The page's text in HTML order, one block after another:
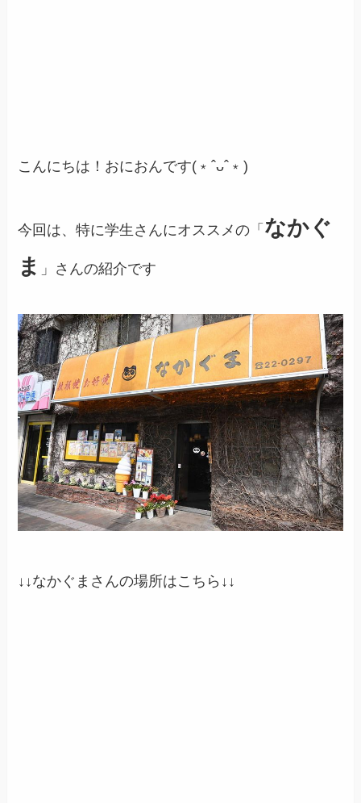
こんにちは！おにおんです(﹡ˆᴗˆ﹡)
今回は、特に学生さんにオススメの「 なかぐ
ま 」さんの紹介です
↓↓なかぐま さんの場所はこちら ↓↓